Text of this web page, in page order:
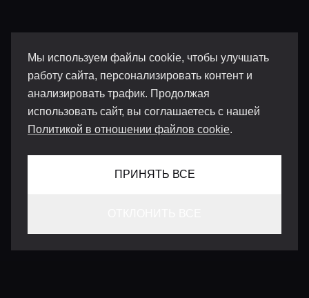
Мы используем файлы cookie, чтобы улучшать
работу сайта, персонализировать контент и
анализировать трафик. Продолжая
использовать сайт, вы соглашаетесь с нашей
Политикой в отношении файлов cookie.
ПРИНЯТЬ ВСЕ